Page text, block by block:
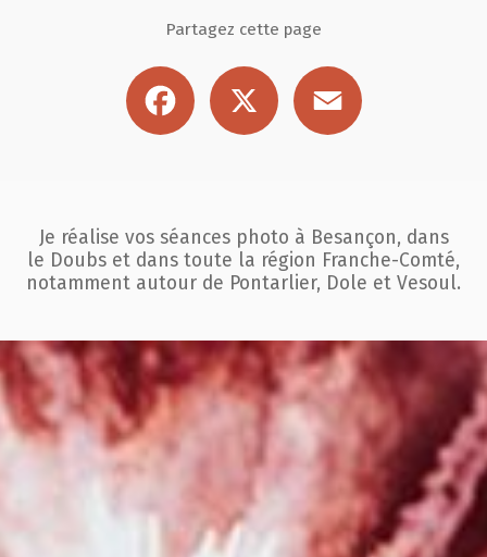
Partagez cette page
Facebook
Je réalise vos séances photo à Besançon, dans
le Doubs et dans toute la région Franche-Comté,
notamment autour de Pontarlier, Dole et Vesoul.